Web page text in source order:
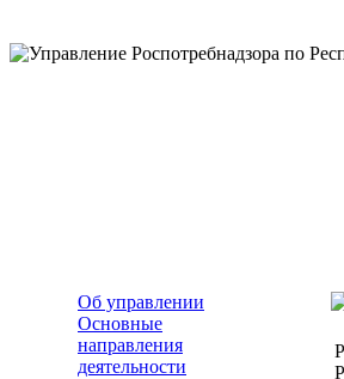
Об управлении
Основные
направления
деятельности